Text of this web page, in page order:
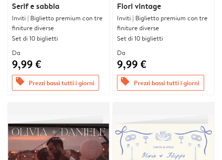
Serif e sabbia
Inviti | Biglietto premium con tre
finiture diverse
Set di 10 biglietti
Da
9,99 €
offers Prezzi bassi tutti i giorni
Fiori vintage
Inviti | Biglietto premium con tre
finiture diverse
Set di 10 biglietti
Da
9,99 €
offers Prezzi bassi tutti i giorni